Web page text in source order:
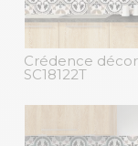
Crédence
SC18122T